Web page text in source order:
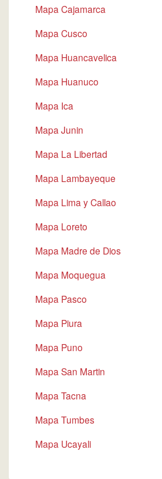
Mapa Cajamarca
Mapa Cusco
Mapa Huancavelica
Mapa Huanuco
Mapa Ica
Mapa Junin
Mapa La Libertad
Mapa Lambayeque
Mapa Lima y Callao
Mapa Loreto
Mapa Madre de Dios
Mapa Moquegua
Mapa Pasco
Mapa Piura
Mapa Puno
Mapa San Martin
Mapa Tacna
Mapa Tumbes
Mapa Ucayali